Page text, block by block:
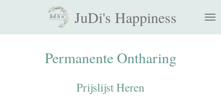
naar
hoofdinhoud
JuDi's Happiness
Permanente Ontharing
Prijslijst Heren